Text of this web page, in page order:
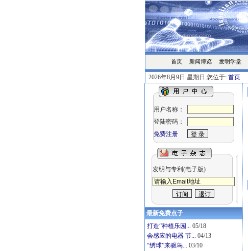
首页 新闻博览 发明学堂
2026年8月9日 星期日 您位于: 首页
用户名称：
登陆密码：
免费注册
发明与专利(电子版)
最新免费点子
打造“种植乐园... 05/18
会感应的电器 节... 04/13
“绣球”来驱鸟... 03/10